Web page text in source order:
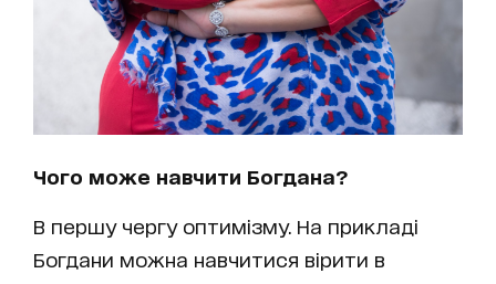
Чого може навчити Богдана?
В першу чергу оптимізму. На прикладі
Богдани можна навчитися вірити в